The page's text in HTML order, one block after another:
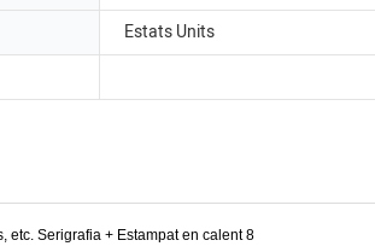
Estats Units